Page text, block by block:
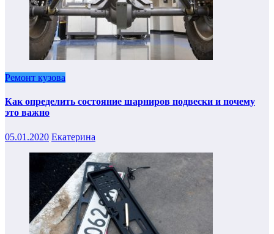
Ремонт кузова
Как определить состояние шарниров подвески и почему
это важно
05.01.2020 Екатерина